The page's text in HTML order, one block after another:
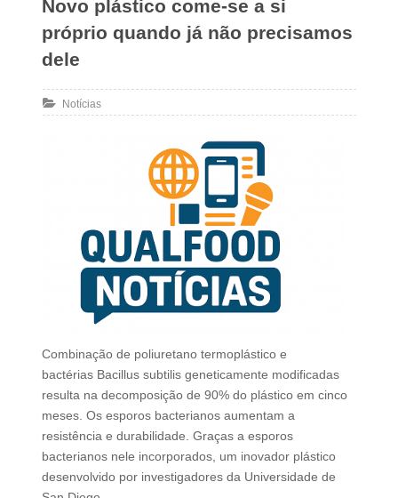
Novo plástico come-se a si
próprio quando já não precisamos
dele
Notícias
Combinação de poliuretano termoplástico e
bactérias Bacillus subtilis geneticamente modificadas
resulta na decomposição de 90% do plástico em cinco
meses. Os esporos bacterianos aumentam a
resistência e durabilidade. Graças a esporos
bacterianos nele incorporados, um inovador plástico
desenvolvido por investigadores da Universidade de